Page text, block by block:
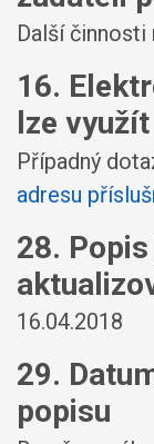
Další činnosti
16.
lze využít
Případný
adresu
28.
16.04.2018
29.
popisu